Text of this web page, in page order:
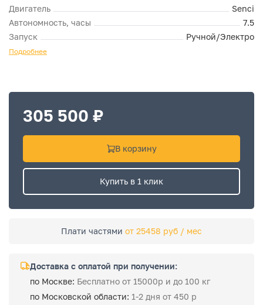
Двигатель
Senci
Автономность, часы
7.5
Запуск
Ручной/Электро
Подробнее
305 500 ₽
В корзину
Купить в 1 клик
Плати частями от 25458 руб / мес
Доставка с оплатой при получении:
по Москве: Бесплатно от 15000р и до 100 кг
по Московской области: 1-2 дня от 450 р